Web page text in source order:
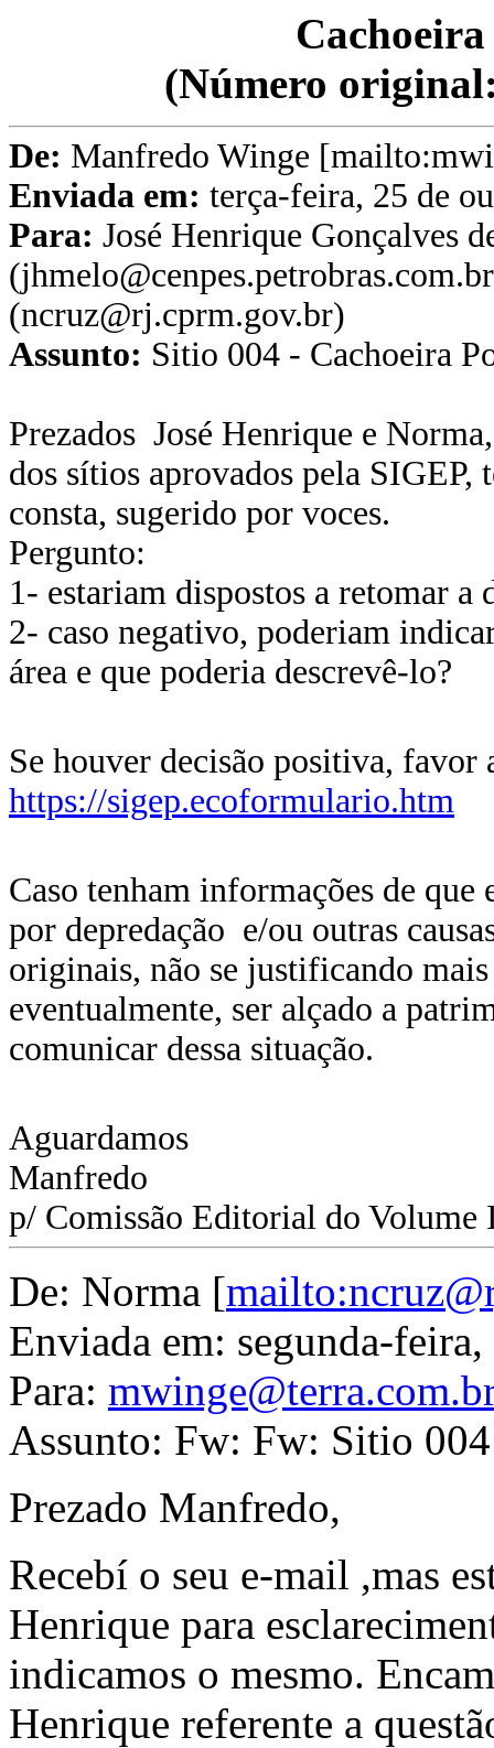
(Número
De: Manfredo Winge
Enviada em: terça-feira, 25 de
Para: José Henrique Gonçalves
(ncruz@rj.cprm.gov.br)
Assunto: Sitio 004 - Cachoeira
Prezados José Henrique e Norma,
dos sítios aprovados pela SIGEP,
consta, sugerido por voces.
Pergunto:
1- estariam dispostos a retomar a
2- caso negativo, poderiam
área e que poderia descrevê-lo?
Se houver decisão positiva, favor
https://sigep.ecoformulario.htm
Caso tenham informações de que
por depredação e/ou outras
originais, não se justificando
eventualmente, ser alçado a
comunicar dessa situação.
Aguardamos
Manfredo
p/ Comissão Editorial do Volume
De: Norma [
Enviada em: segunda-
Para:
Assunto: Fw: Fw: Sitio
Prezado Manfredo,
Recebí o seu e-mail ,mas
Henrique para
indicamos o mesmo.
Henrique referente a